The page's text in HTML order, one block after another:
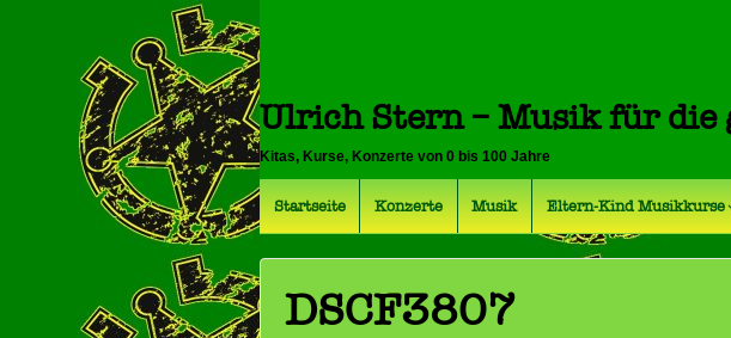
Ulrich Stern – Musik für die
Kitas, Kurse, Konzerte von 0 bis 100 Jahre
Startseite Konzerte Musik Eltern-Kind Musikkurse
DSCF3807